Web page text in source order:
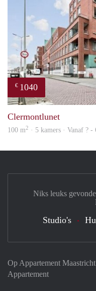
€ 1040
Clermontlunet
100 m2 · 5 kamers · Vanaf ? -
Op Appartement
Appartement
Niks leuks
Studio's